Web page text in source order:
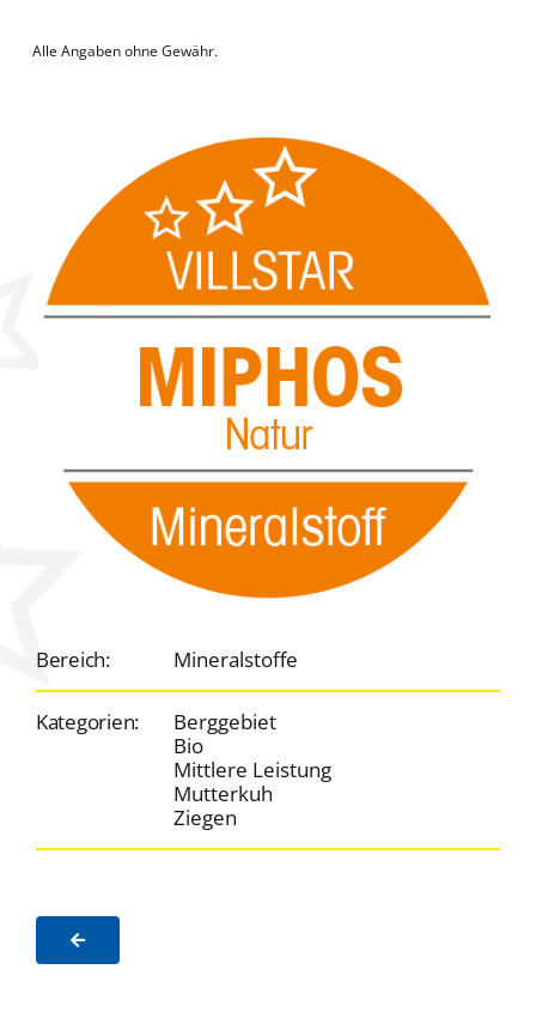
Alle Angaben ohne Gewähr.
Bereich: Mineralstoffe
Kategorien:
Berggebiet
Bio
Mittlere Leistung
Mutterkuh
Ziegen